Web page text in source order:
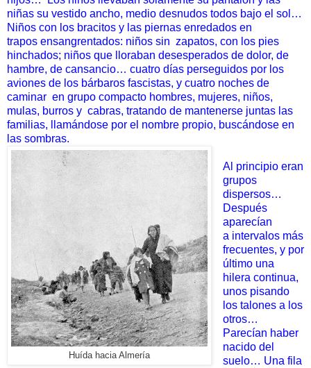
niñas su vestido ancho, medio desnudos todos bajo el sol…
Niños con los bracitos y las piernas enredados en
trapos ensangrentados: niños sin zapatos, con los pies
hinchados; niños que lloraban desesperados de dolor, de
hambre, de cansancio… cuatro días perseguidos por los
aviones de los bárbaros fascistas, y cuatro noches de
caminar en grupo compacto hombres, mujeres, niños,
mulas, burros y cabras, tratando de mantenerse juntas las
familias, llamándose por el nombre propio, buscándose en
las sombras.
Huída hacia Almería
Al principio eran
grupos
dispersos…
Después
aparecían
a intervalos más
frecuentes, y por
último una
hilera continua,
unos pisando
los talones a los
otros…
Parecían haber
nacido del
suelo… Una fila